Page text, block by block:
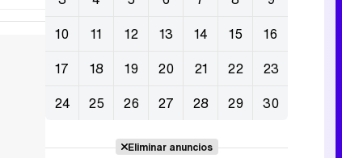
10
11 12 13 14 15
16
17
18 19 20 21 22
23
24
25 26 27 28 29 30
Eliminar anuncios